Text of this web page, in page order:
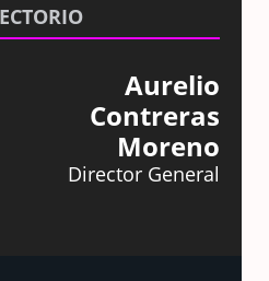
Aurelio
Contreras
Moreno
Director General